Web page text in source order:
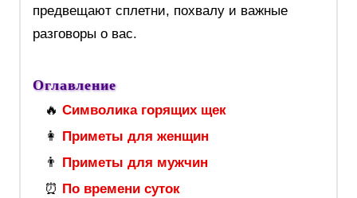
предвещают сплетни, похвалу и важные
разговоры о вас.
Оглавление
🔥 Символика горящих щек
👩
Приметы для женщин
👨
Приметы для мужчин
⏰ По времени суток